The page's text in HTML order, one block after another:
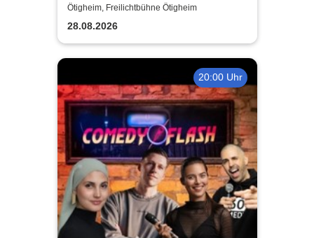
italienische Sommernacht -
Live mit Band
Ötigheim, Freilichtbühne Ötigheim
28.08.2026
20:00 Uhr